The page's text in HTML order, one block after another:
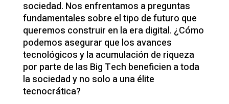
sociedad. Nos enfrentamos a preguntas
fundamentales sobre el tipo de futuro que
queremos construir en la era digital. ¿Cómo
podemos asegurar que los avances
tecnológicos y la acumulación de riqueza
por parte de las Big Tech beneficien a toda
la sociedad y no solo a una élite
tecnocrática?